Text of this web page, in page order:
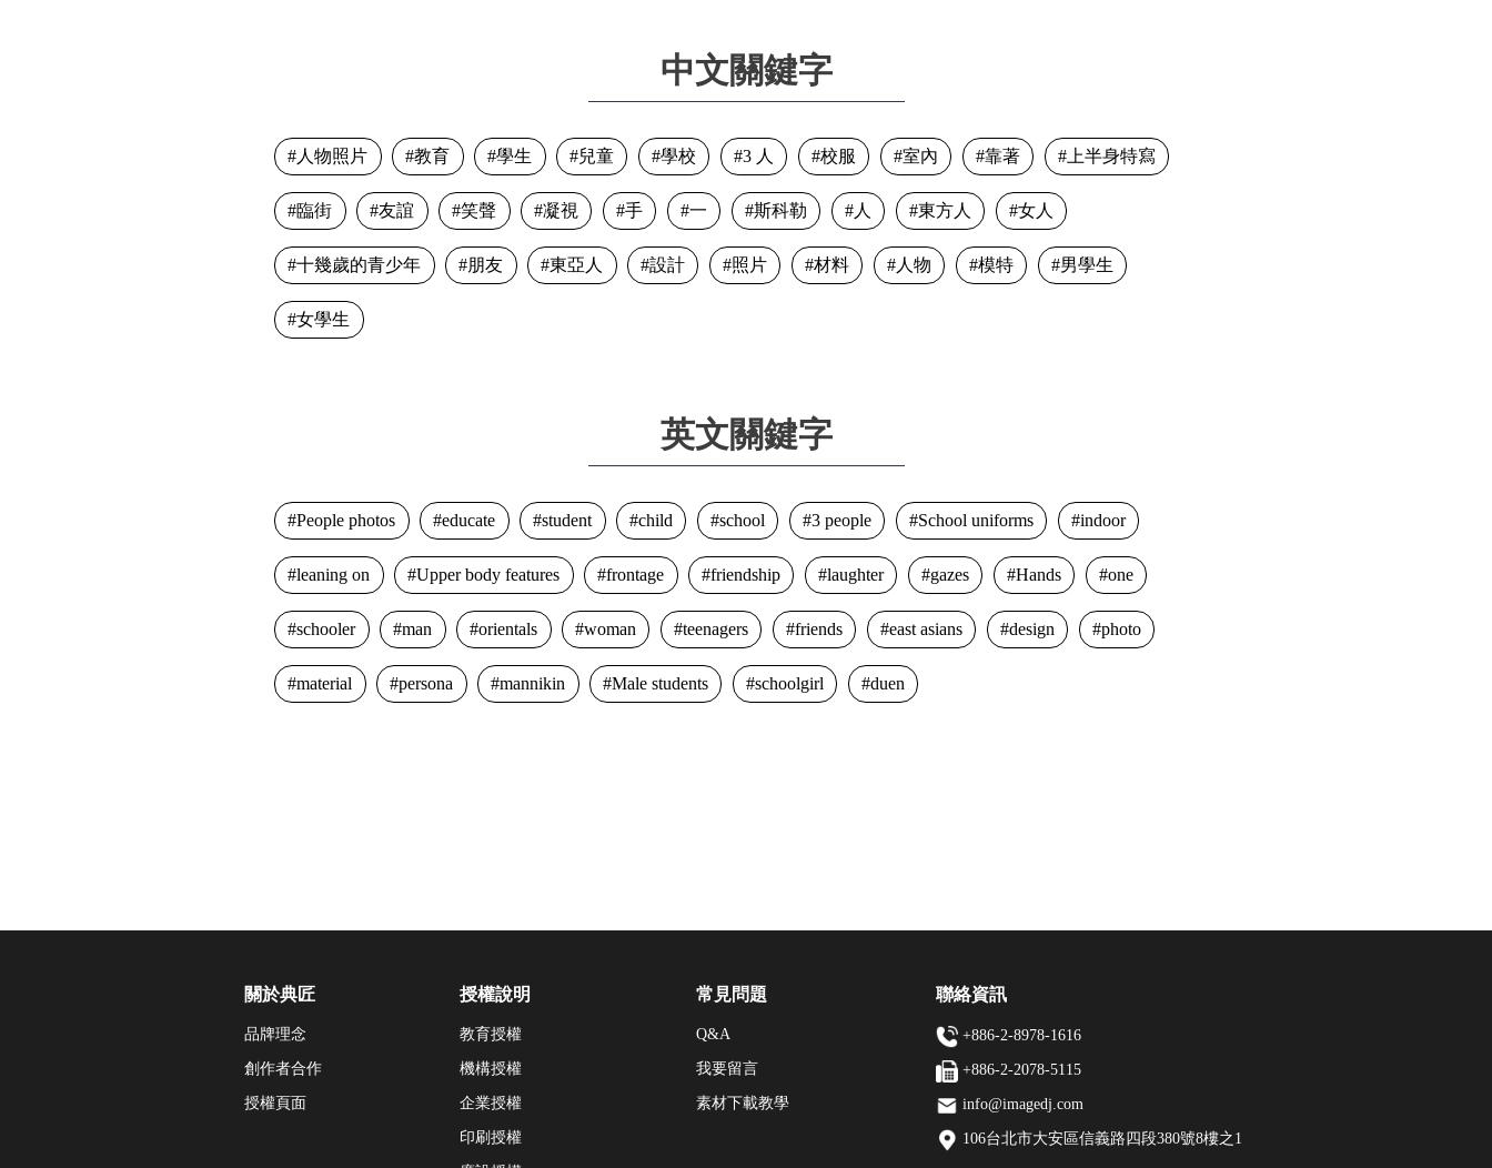
中文關鍵字
人物照片 教育 學生 兒童 學校 3 人 校服 室內 靠著 上半身特寫
臨街 友誼 笑聲 凝視 手 一 斯科勒 人 東方人 女人
十幾歲的青少年 朋友 東亞人 設計 照片 材料 人物 模特 男學生
女學生
英文關鍵字
People photos educate student child school 3 people School uniforms indoor
leaning on Upper body features frontage friendship laughter gazes Hands one
schooler man orientals woman teenagers friends east asians design photo
material persona mannikin Male students schoolgirl duen
關於典匠
品牌理念
創作者合作
授權頁面
授權說明
教育授權
機構授權
企業授權
印刷授權
常見問題
Q&A
我要留言
素材下載教學
聯絡資訊
+886-2-8978-1616
+886-2-2078-5115
info@imagedj.com
106台北市大安區信義路四段380號8樓之1